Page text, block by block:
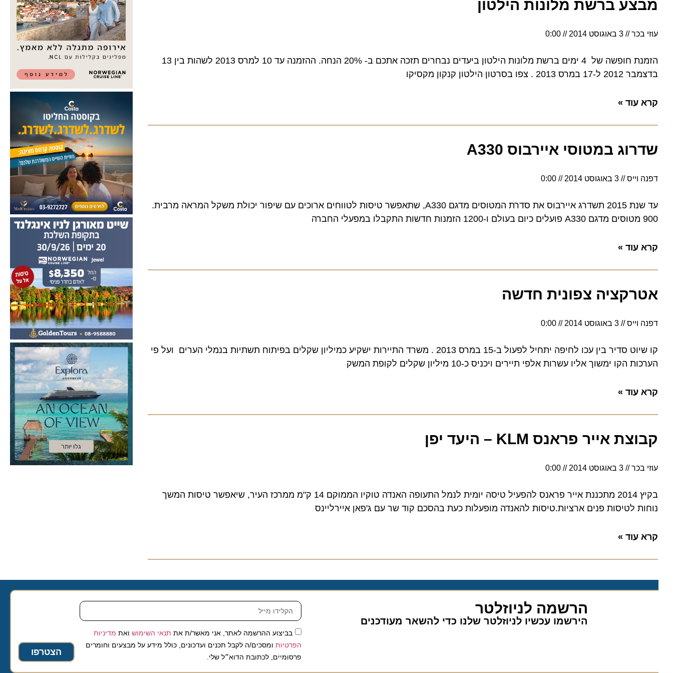
מבצע ברשת מלונות הילטון
עוזי בכר 3 באוגוסט 2014 0:00
הזמנת חופשה של 4 ימים ברשת מלונות הילטון ביעדים נבחרים תזכה אתכם ב- 20% הנחה. ההזמנה עד 10 למרס 2013 לשהות בין 13
בדצמבר 2012 ל-17 במרס 2013 . צפו בסרטון הילטון קנקון מקסיקו
קרא עוד »
שדרוג במטוסי איירבוס A330
דפנה וייס 3 באוגוסט 2014 0:00
עד שנת 2015 תשדרג איירבוס את סדרת המטוסים מדגם A330, שתאפשר טיסות לטווחים ארוכים עם שיפור יכולת משקל המראה מרבית.
900 מטוסים מדגם A330 פועלים כיום בעולם ו-1200 הזמנות חדשות התקבלו במפעלי החברה
קרא עוד »
אטרקציה צפונית חדשה
דפנה וייס 3 באוגוסט 2014 0:00
קו שיוט סדיר בין עכו לחיפה יתחיל לפעול ב-15 במרס 2013 . משרד התיירות ישקיע כמיליון שקלים בפיתוח תשתיות בנמלי הערים ועל פי
הערכות הקו ימשוך אליו עשרות אלפי תיירים ויכניס כ-10 מיליון שקלים לקופת המשק
קרא עוד »
קבוצת אייר פראנס KLM – היעד יפן
עוזי בכר 3 באוגוסט 2014 0:00
בקיץ 2014 מתכננת אייר פראנס להפעיל טיסה יומית לנמל התעופה האנדה טוקיו הממוקם 14 ק"מ ממרכז העיר, שיאפשר טיסות המשך
נוחות לטיסות פנים ארציות.טיסות להאנדה מופעלות כעת בהסכם קוד שר עם ג'פאן איירליינס
קרא עוד »
הרשמה לניוזלטר
הירשמו עכשיו לניוזלטר שלנו כדי להשאר מעודכנים
בביצוע ההרשמה לאתר, אני מאשר/ת אתתנאי השימושואת מדיניות
הפרטיותומסכים/ה לקבל תכנים ועדכונים, כולל מידע על מבצעים וחומרים
פרסומיים, לכתובת הדוא״ל שלי.
הצטרפו